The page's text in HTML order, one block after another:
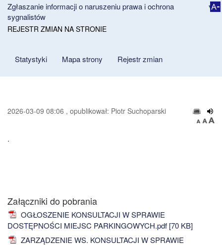
Zgłaszanie informacji o naruszeniu prawa i ochrona
sygnalistów
REJESTR ZMIAN NA STRONIE
Statystyki Mapa strony Rejestr zmian
2026-03-09 08:06 , opublikował: Piotr Suchoparski
.
Załączniki do pobrania
OGŁOSZENIE KONSULTACJI W SPRAWIE
DOSTĘPNOŚCI MIEJSC PARKINGOWYCH.pdf [70 KB]
ZARZĄDZENIE WS. KONSULTACJI W SPRAWIE